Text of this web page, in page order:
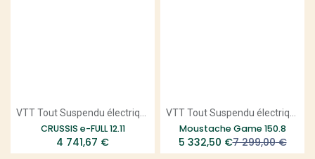
CRUSSIS e-FULL 12.11
4 741,67 €
Moustache Game 150.8
5 332,50 €7 299,00€